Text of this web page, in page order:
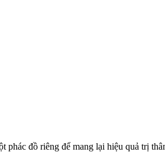
phác đồ riêng để mang lại hiệu quả trị